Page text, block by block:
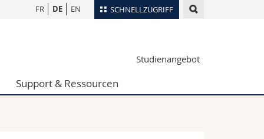
SCHNELLZUGRIFF
Webmail
FR DE EN
Studienangebot
Support & Ressourcen